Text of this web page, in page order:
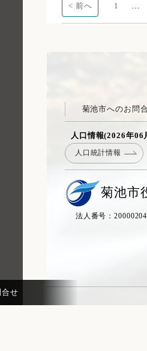
< 前へ 1 …
菊池市へのお問
人口情報(2026年06
人口統計情報
菊池市
法人番号：
せ